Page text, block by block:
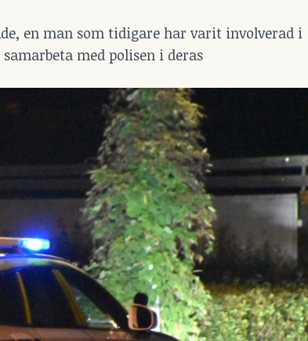
en man som tidigare har varit involverad i
med polisen i deras